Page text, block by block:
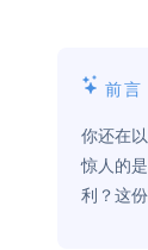
前言
你还在
惊人的
利？这